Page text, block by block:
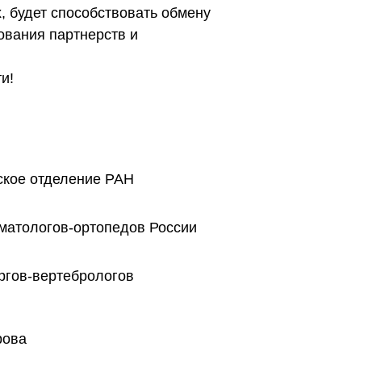
способствовать обмену
партнерств и
отделение РАН
ортопедов России
вертебрологов